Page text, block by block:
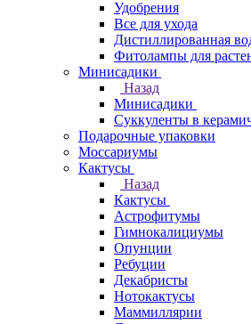
Удобрения
Все для ухода
Дистиллированная
Фитолампы для
Минисадики
Назад
Минисадики
Суккуленты в
Подарочные упаковки
Моссариумы
Кактусы
Назад
Кактусы
Астрофитумы
Гимнокалициумы
Опунции
Ребуции
Декабристы
Нотокактусы
Маммиллярии